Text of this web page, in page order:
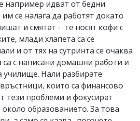
например идват от бедни
се налага да работят докато
и смятат - те носят кофи с
млади хлапета са се
и от тях на сутринта се очаква
са с написани домашни работи и
училище. Нали разбирате
които са финансово
тези проблеми и фокусират
около образованието. За това